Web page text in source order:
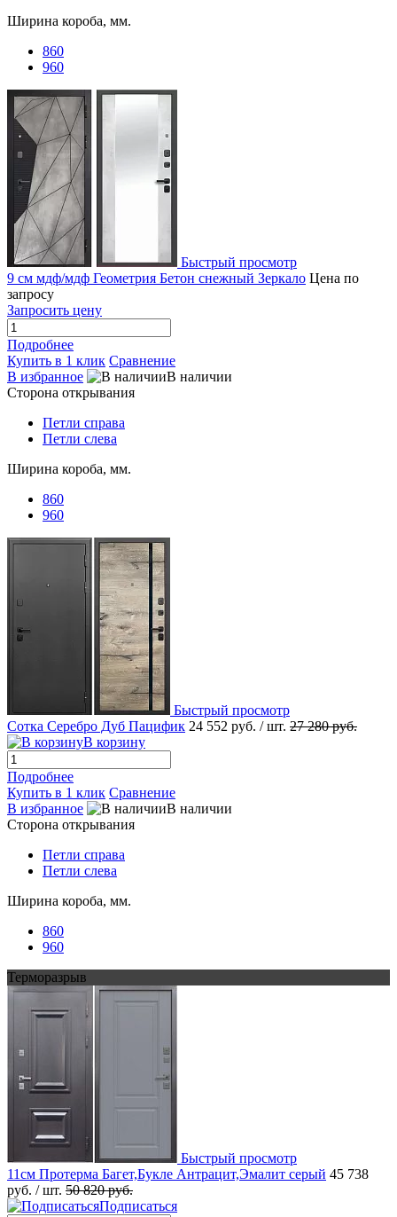
Ширина короба, мм.
860
960
Быстрый просмотр
9 см мдф/мдф Геометрия Бетон снежный Зеркало Цена по
запросу
Запросить цену
Подробнее
Купить в 1 клик Сравнение
В избранное
В наличии
Сторона открывания
Петли справа
Петли слева
Ширина короба, мм.
860
960
Быстрый просмотр
Сотка Серебро Дуб Пацифик 24 552 руб. / шт. 27 280 руб.
В корзину
Подробнее
Купить в 1 клик Сравнение
В избранное
В наличии
Сторона открывания
Петли справа
Петли слева
Ширина короба, мм.
860
960
Терморазрыв
Быстрый просмотр
11см Протерма Багет,Букле Антрацит,Эмалит серый 45 738
руб. / шт. 50 820 руб.
Подписаться